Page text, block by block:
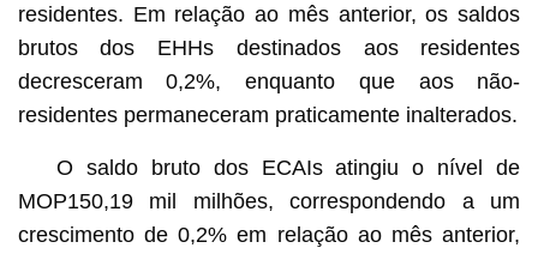
residentes. Em relação ao mês anterior, os saldos
brutos dos EHHs destinados aos residentes
decresceram 0,2%, enquanto que aos não-
residentes permaneceram praticamente inalterados.
O saldo bruto dos ECAIs atingiu o nível de
MOP150,19 mil milhões, correspondendo a um
crescimento de 0,2% em relação ao mês anterior,